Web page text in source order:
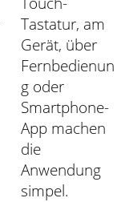
Tastatur, am
Gerät, über
Fernbedienun
g oder
Smartphone-
App machen
die
Anwendung
simpel.